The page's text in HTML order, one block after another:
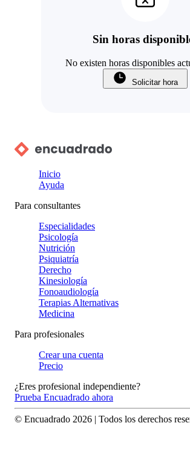
Sin horas
No existen horas disponibles
Solicitar hora
Inicio
Ayuda
Para consultantes
Especialidades
Psicología
Nutrición
Psiquiatría
Derecho
Kinesiología
Fonoaudiología
Terapias Alternativas
Medicina
Para profesionales
Crear una cuenta
Precio
¿Eres profesional independiente?
Prueba Encuadrado ahora
© Encuadrado 2026 | Todos los derechos